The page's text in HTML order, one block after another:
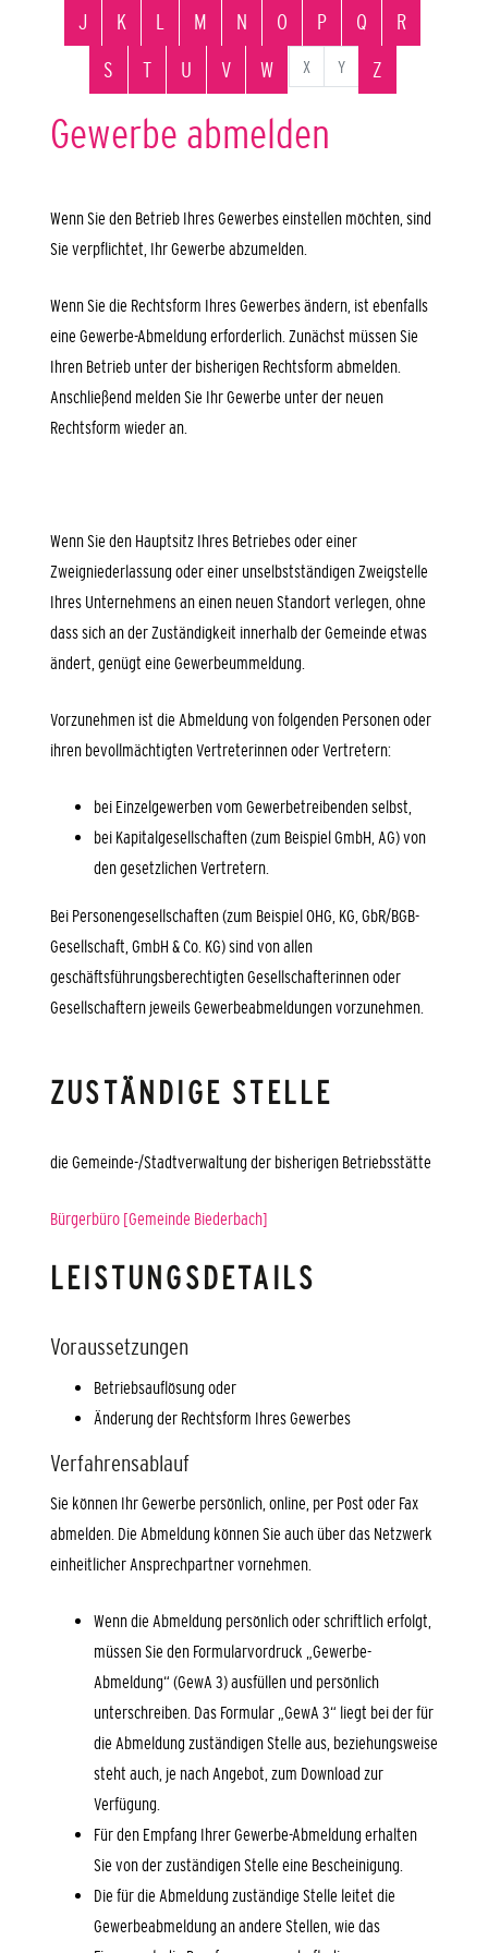
J
K L M N O P Q
R
S
T U V W X Y Z
Gewerbe abmelden
Wenn Sie den Betrieb Ihres Gewerbes einstellen möchten, sind
Sie verpflichtet, Ihr Gewerbe abzumelden.
Wenn Sie die Rechtsform Ihres Gewerbes ändern, ist ebenfalls
eine Gewerbe-Abmeldung erforderlich. Zunächst müssen Sie
Ihren Betrieb unter der bisherigen Rechtsform abmelden.
Anschließend melden Sie Ihr Gewerbe unter der neuen
Rechtsform wieder an.
Wenn Sie den Hauptsitz Ihres Betriebes oder einer
Zweigniederlassung oder einer unselbstständigen Zweigstelle
Ihres Unternehmens an einen neuen Standort verlegen, ohne
dass sich an der Zuständigkeit innerhalb der Gemeinde etwas
ändert, genügt eine Gewerbeummeldung.
Vorzunehmen ist die Abmeldung von folgenden Personen oder
ihren bevollmächtigten Vertreterinnen oder Vertretern:
bei Einzelgewerben vom Gewerbetreibenden selbst,
bei Kapitalgesellschaften (zum Beispiel GmbH, AG) von
den gesetzlichen Vertretern.
Bei Personengesellschaften (zum Beispiel OHG, KG, GbR/BGB-
Gesellschaft, GmbH & Co. KG) sind von allen
geschäftsführungsberechtigten Gesellschafterinnen oder
Gesellschaftern jeweils Gewerbeabmeldungen vorzunehmen.
ZUSTÄNDIGE STELLE
die Gemeinde-/Stadtverwaltung der bisherigen Betriebsstätte
Bürgerbüro [Gemeinde Biederbach]
LEISTUNGSDETAILS
Voraussetzungen
Betriebsauflösung oder
Änderung der Rechtsform Ihres Gewerbes
Verfahrensablauf
Sie können Ihr Gewerbe persönlich, online, per Post oder Fax
abmelden. Die Abmeldung können Sie auch über das Netzwerk
einheitlicher Ansprechpartner vornehmen.
Wenn die Abmeldung persönlich oder schriftlich erfolgt,
müssen Sie den Formularvordruck „Gewerbe-
Abmeldung“ (GewA 3) ausfüllen und persönlich
unterschreiben. Das Formular „GewA 3“ liegt bei der für
die Abmeldung zuständigen Stelle aus, beziehungsweise
steht auch, je nach Angebot, zum Download zur
Verfügung.
Für den Empfang Ihrer Gewerbe-Abmeldung erhalten
Sie von der zuständigen Stelle eine Bescheinigung.
Die für die Abmeldung zuständige Stelle leitet die
Gewerbeabmeldung an andere Stellen, wie das